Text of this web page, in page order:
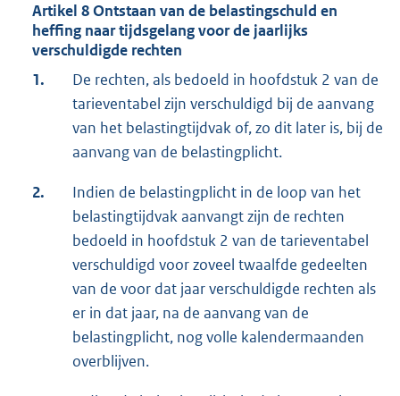
Artikel 8 Ontstaan van de belastingschuld en
heffing naar tijdsgelang voor de jaarlijks
verschuldigde rechten
1.
De rechten, als bedoeld in hoofdstuk 2 van de
tarieventabel zijn verschuldigd bij de aanvang
van het belastingtijdvak of, zo dit later is, bij de
aanvang van de belastingplicht.
2.
Indien de belastingplicht in de loop van het
belastingtijdvak aanvangt zijn de rechten
bedoeld in hoofdstuk 2 van de tarieventabel
verschuldigd voor zoveel twaalfde gedeelten
van de voor dat jaar verschuldigde rechten als
er in dat jaar, na de aanvang van de
belastingplicht, nog volle kalendermaanden
overblijven.